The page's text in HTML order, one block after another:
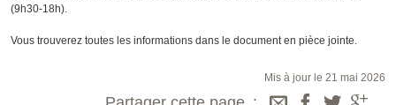
(9h30-18h).
Vous trouverez toutes les informations dans le document en pièce jointe.
Mis à jour le 21 mai 2026